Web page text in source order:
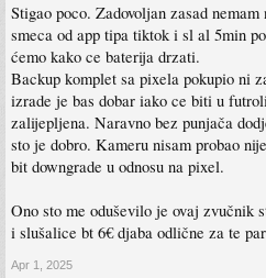
Stigao poco. Zadovoljan zasad
smeca od app tipa tiktok i sl al 5min
ćemo kako ce baterija drzati.
Backup komplet sa pixela pokupio ni
izrade je bas dobar iako ce biti u
zalijepljena. Naravno bez punjača
sto je dobro. Kameru nisam probao
bit downgrade u odnosu na pixel.
Ono sto me oduševilo je ovaj zvučnik
i slušalice bt 6€ djaba odlične za te
Apr 1, 2025